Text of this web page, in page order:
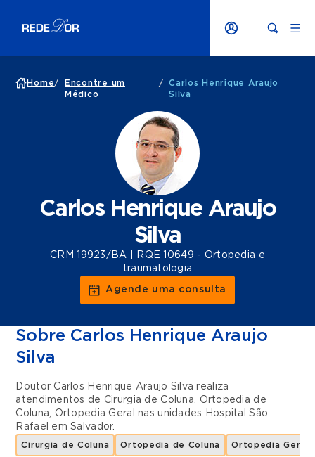
Home/
Encontre um
Médico
/
Carlos Henrique Araujo
Silva
Carlos Henrique Araujo
Silva
CRM 19923/BA | RQE 10649 - Ortopedia e
traumatologia
Agende uma consulta
Sobre Carlos Henrique Araujo
Silva
Doutor Carlos Henrique Araujo Silva realiza
atendimentos de Cirurgia de Coluna, Ortopedia de
Coluna, Ortopedia Geral nas unidades
Hospital São
Rafael
emSalvador.
Cirurgia de Coluna Ortopedia de Coluna Ortopedia Geral